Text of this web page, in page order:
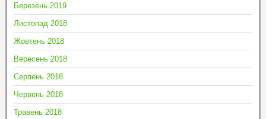
Березень 2019
Листопад 2018
Жовтень 2018
Вересень 2018
Серпень 2018
Червень 2018
Травень 2018